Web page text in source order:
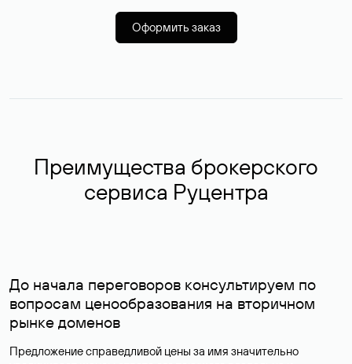
Оформить заказ
Преимущества брокерского
сервиса Руцентра
До начала переговоров консультируем по
вопросам ценообразования на вторичном
рынке доменов
Предложение справедливой цены за имя значительно